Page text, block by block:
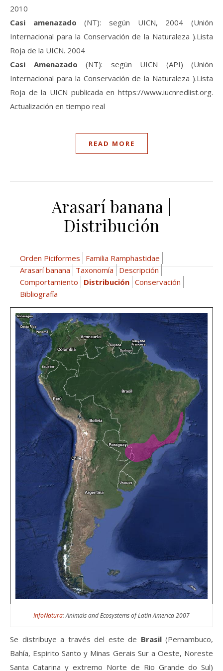
2010
Casi amenazado (NT): según UICN, 2004 (Unión
Internacional para la Conservación de la Naturaleza ).Lista
Roja de la UICN. 2004
Casi Amenazado (NT): según UICN (API) (Unión
Internacional para la Conservación de la Naturaleza ).Lista
Roja de la UICN publicada en https://www.iucnredlist.org.
Actualización en tiempo real
READ MORE
Arasarí banana |
Distribución
Orden Piciformes
Familia Ramphastidae
Arasarí banana
Taxonomía
Descripción
Comportamiento
Distribución Conservación
Bibliografía
InfoNatura: Animals and Ecosystems of Latin America 2007
Se distribuye a través del este de Brasil(Pernambuco,
Bahía, Espirito Santo y Minas Gerais Sur a Oeste, Noreste
Santa Catarina y extremo Norte de Rio Grande do Sul)